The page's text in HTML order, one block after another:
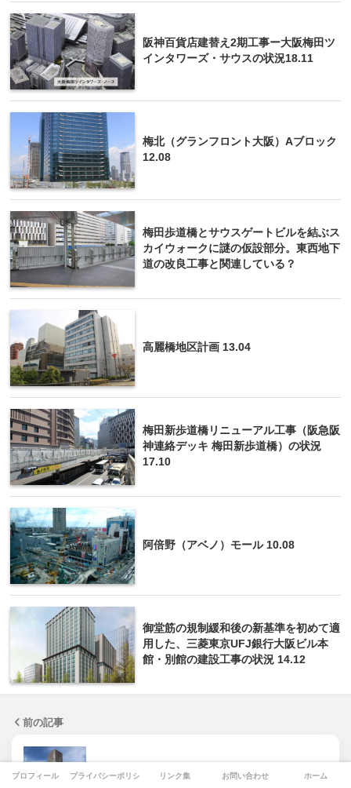
阪神百貨店建替え2期工事ー大阪梅田ツ
インタワーズ・サウスの状況18.11
梅北（グランフロント大阪）Aブロック
12.08
梅田歩道橋とサウスゲートビルを結ぶス
カイウォークに謎の仮設部分。東西地下
道の改良工事と関連している？
高麗橋地区計画 13.04
梅田新歩道橋リニューアル工事（阪急阪
神連絡デッキ 梅田新歩道橋）の状況
17.10
阿倍野（アベノ）モール 10.08
御堂筋の規制緩和後の新基準を初めて適
用した、三菱東京UFJ銀行大阪ビル本
館・別館の建設工事の状況 14.12
前の記事
【竣工】阿波座ライズタワーズ フラッグ
プロフィール プライバシーポリシー リンク集 お問い合わせ ホーム